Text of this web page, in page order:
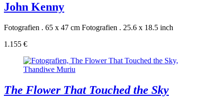
John Kenny
Fotografien . 65 x 47 cm Fotografien . 25.6 x 18.5 inch
1.155 €
The Flower That Touched the Sky